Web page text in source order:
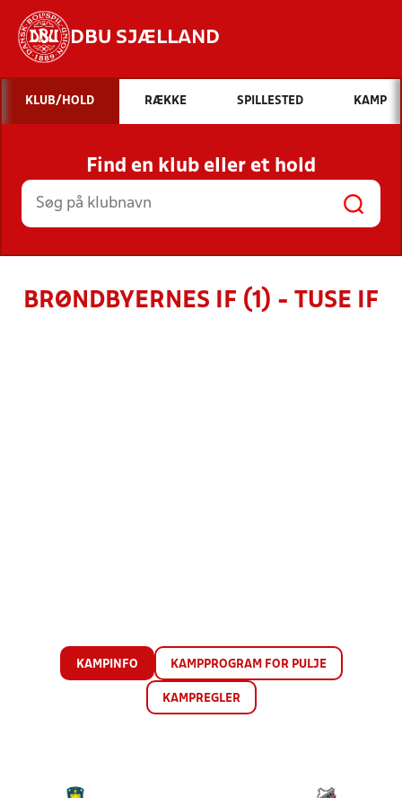
DBU SJÆLLAND
Hvad vil du søge efter?
INDHOLD OG NYHEDER
STILLINGER, RESULTATER, KLUBBER OG
HOLD
KLUB/HOLD RÆKKE SPILLESTED KAMP
Find en klub eller et hold
BRØNDBYERNES IF (1) - TUSE IF
KAMPINFO KAMPPROGRAM FOR PULJE
KAMPREGLER